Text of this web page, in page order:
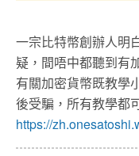
一宗比特幣創辦人明
疑，間唔中都聽到有
有關加密貨幣既教學
後受騙，所有教學都
https://